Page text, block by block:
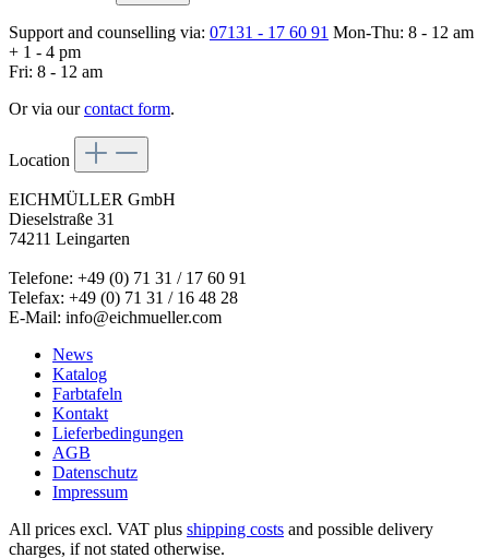
Support and counselling via: 07131 - 17 60 91 Mon-Thu: 8 - 12 am
+ 1 - 4 pm
Fri: 8 - 12 am
Or via ourcontact form.
Location
EICHMÜLLER GmbH
Dieselstraße 31
74211 Leingarten
Telefone: +49 (0) 71 31 / 17 60 91
Telefax: +49 (0) 71 31 / 16 48 28
E-Mail: info@eichmueller.com
News
Katalog
Farbtafeln
Kontakt
Lieferbedingungen
AGB
Datenschutz
Impressum
All prices excl. VAT plus shipping costs and possible delivery
charges, if not stated otherwise.